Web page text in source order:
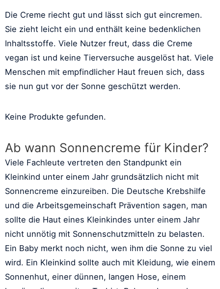
Die Creme riecht gut und lässt sich gut eincremen.
Sie zieht leicht ein und enthält keine bedenklichen
Inhaltsstoffe. Viele Nutzer freut, dass die Creme
vegan ist und keine Tierversuche ausgelöst hat. Viele
Menschen mit empfindlicher Haut freuen sich, dass
sie nun gut vor der Sonne geschützt werden.
Keine Produkte gefunden.
Ab wann Sonnencreme für Kinder?
Viele Fachleute vertreten den Standpunkt ein
Kleinkind unter einem Jahr grundsätzlich nicht mit
Sonnencreme einzureiben. Die Deutsche Krebshilfe
und die Arbeitsgemeinschaft Prävention sagen, man
sollte die Haut eines Kleinkindes unter einem Jahr
nicht unnötig mit Sonnenschutzmitteln zu belasten.
Ein Baby merkt noch nicht, wen ihm die Sonne zu viel
wird. Ein Kleinkind sollte auch mit Kleidung, wie einem
Sonnenhut, einer dünnen, langen Hose, einem